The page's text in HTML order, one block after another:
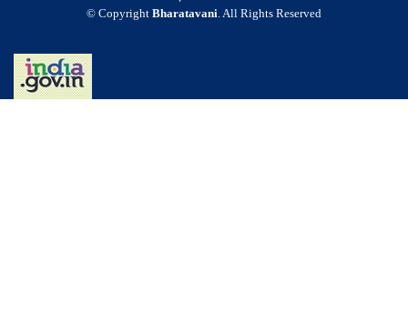
© Copyright Bharatavani. All Rights Reserved